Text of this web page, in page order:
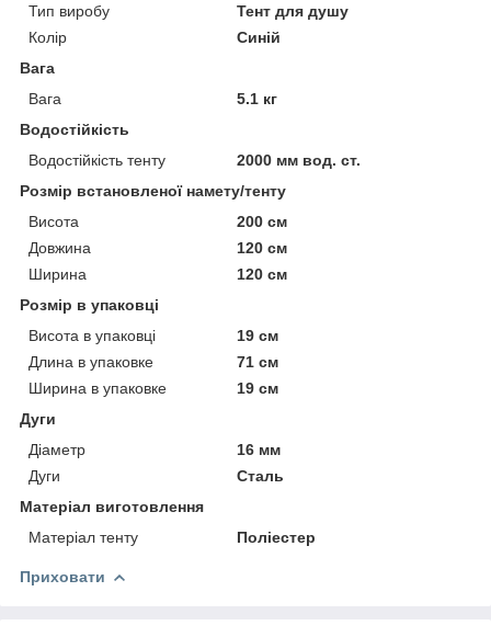
Тип виробу
Тент для душу
Колір
Синій
Вага
Вага
5.1 кг
Водостійкість
Водостійкість тенту
2000 мм вод. ст.
Розмір встановленої намету/тенту
Висота
200 см
Довжина
120 см
Ширина
120 см
Розмір в упаковці
Висота в упаковці
19 см
Длина в упаковке
71 см
Ширина в упаковке
19 см
Дуги
Діаметр
16 мм
Дуги
Сталь
Матеріал виготовлення
Матеріал тенту
Поліестер
Приховати